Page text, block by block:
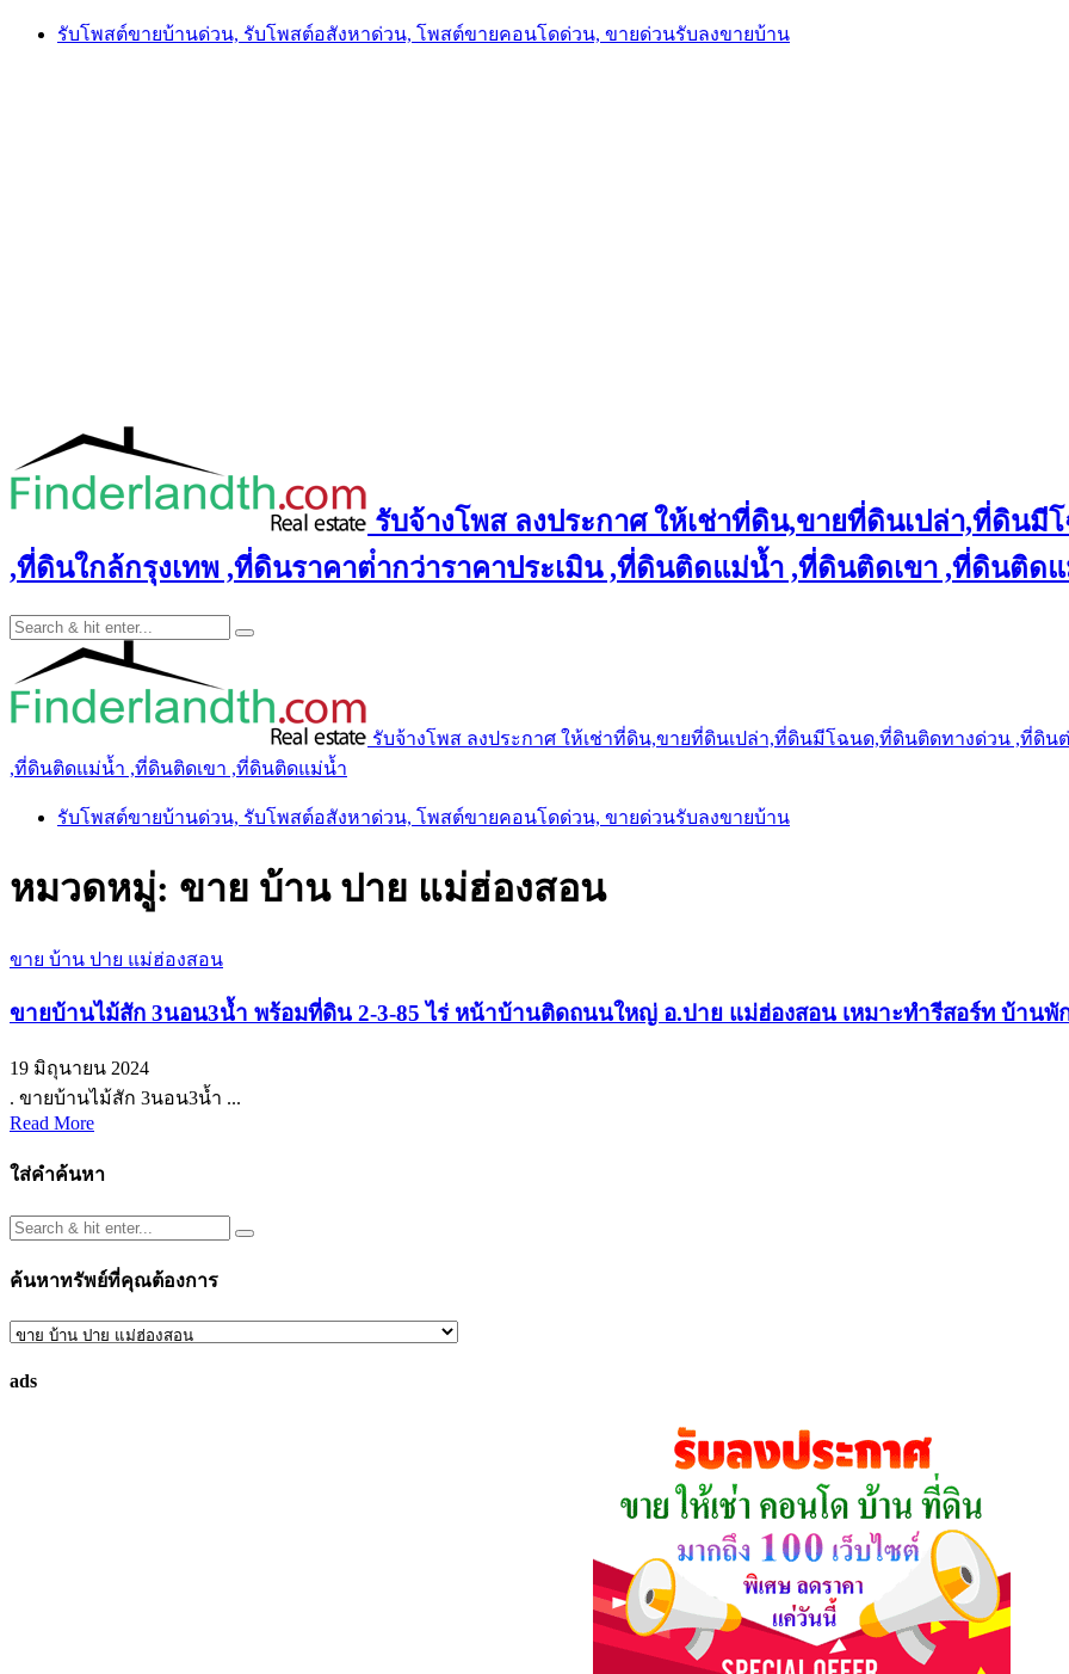
Skip
รับโพสต์ขายบ้านด่วน, รับโพสต์อสังหาด่วน, โพสต์ขายคอนโดด่วน, ขายด่วนรับลงขายบ้าน
รับจ้างโพส ลงประกาศ ให้เช่าที่ดิน,ขายที่ดินเปล่า,ที่ดิน
,ที่ดินใกล้กรุงเทพ ,ที่ดินราคาต่ํากว่าราคาประเมิน ,ที่ดินติดแม่น้ำ ,ที่ดินติดเขา ,ที่ดินติด
รับจ้างโพส ลงประกาศ ให้เช่าที่ดิน,ขายที่ดินเปล่า,ที่ดินมีโฉนด,ที่ดินติดทางด่วน ,ที่ดิน
,ที่ดินติดแม่น้ำ ,ที่ดินติดเขา ,ที่ดินติดแม่น้ำ
รับโพสต์ขายบ้านด่วน, รับโพสต์อสังหาด่วน, โพสต์ขายคอนโดด่วน, ขายด่วนรับลงขายบ้าน
หมวดหมู่: ขาย บ้าน ปาย แม่ฮ่องสอน
ขาย บ้าน ปาย แม่ฮ่องสอน
ขายบ้านไม้สัก 3นอน3น้ำ พร้อมที่ดิน 2-3-85 ไร่ หน้าบ้านติดถนนใหญ่ อ.ปาย แม่ฮ่องสอน เหมาะทำรีสอร์ท บ้านพัก
19 มิถุนายน 2024
. ขายบ้านไม้สัก 3นอน3น้ำ ...
Read More
ใส่คำค้นหา
ค้นหาทรัพย์ที่คุณต้องการ
ค้นหา
ที่
ads